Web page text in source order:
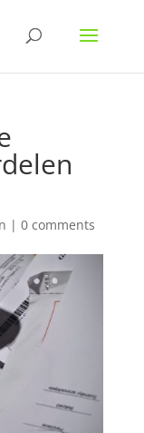
| 0 comments